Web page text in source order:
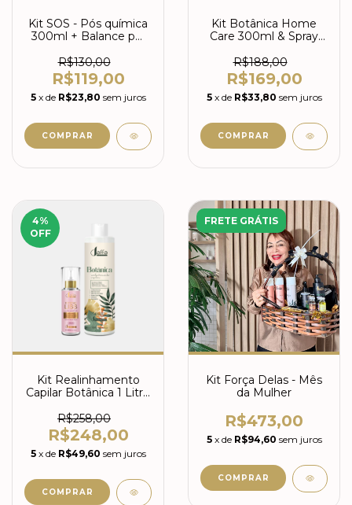
Kit SOS - Pós química
300ml + Balance pH
R$130,00
R$119,00
5 x de R$23,80 sem juros
Kit Botânica Home
Care 300ml & Spray
R$188,00
R$169,00
5 x de R$33,80 sem juros
4%
OFF
Kit Realinhamento
Capilar Botânica 1 Litro
R$258,00
R$248,00
5 x de R$49,60 sem juros
FRETE GRÁTIS
Kit Força Delas - Mês
da Mulher
R$473,00
5 x de R$94,60 sem juros